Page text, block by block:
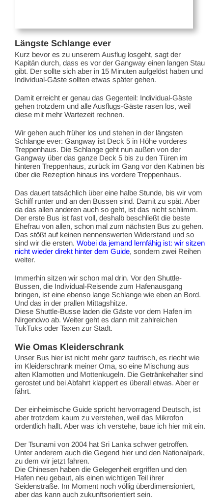
Längste Schlange ever
Kurz bevor es zu unserem Ausflug losgeht, sagt der
Kapitän durch, dass es vor der Gangway einen langen Stau
gibt. Der sollte sich aber in 15 Minuten aufgelöst haben und
Individual-Gäste sollten etwas später gehen.
Damit erreicht er genau das Gegenteil: Individual-Gäste
gehen trotzdem und alle Ausflugs-Gäste rasen los, weil
diese mit mehr Wartezeit rechnen.
Wir gehen auch früher los und stehen in der längsten
Schlange ever: Gangway ist Deck 5 in Höhe vorderes
Treppenhaus. Die Schlange geht nun außen von der
Gangway über das ganze Deck 5 bis zu den Türen im
hinteren Treppenhaus, zurück im Gang vor den Kabinen bis
über die Rezeption hinaus ins vordere Treppenhaus.
Das dauert tatsächlich über eine halbe Stunde, bis wir vom
Schiff runter und an den Bussen sind. Damit zu spät. Aber
da das allen anderen auch so geht, ist das nicht schlimm.
Der erste Bus ist fast voll, deshalb beschließt die beste
Ehefrau von allen, schon mal zum nächsten Bus zu gehen.
Das stößt auf keinen nennenswerten Widerstand und so
sind wir die ersten. Wobei da jemand lernfähig ist: wir sitzen
nicht wieder direkt hinter dem Guide, sondern zwei Reihen
weiter.
Immerhin sitzen wir schon mal drin. Vor den Shuttle-
Bussen, die Individual-Reisende zum Hafenausgang
bringen, ist eine ebenso lange Schlange wie eben an Bord.
Und das in der prallen Mittagshitze.
Diese Shuttle-Busse laden die Gäste vor dem Hafen im
Nirgendwo ab. Weiter geht es dann mit zahlreichen
TukTuks oder Taxen zur Stadt.
Wie Omas Kleiderschrank
Unser Bus hier ist nicht mehr ganz taufrisch, es riecht wie
im Kleiderschrank meiner Oma, so eine Mischung aus
alten Klamotten und Mottenkugeln. Die Getränkehalter sind
gerostet und bei Abfahrt klappert es überall etwas. Aber er
fährt.
Der einheimische Guide spricht hervorragend Deutsch, ist
aber trotzdem kaum zu verstehen, weil das Mikrofon
ordentlich hallt. Aber was ich verstehe, baue ich hier mit ein.
Der Tsunami von 2004 hat Sri Lanka schwer getroffen.
Unter anderem auch die Gegend hier und den Nationalpark,
zu dem wir jetzt fahren.
Die Chinesen haben die Gelegenheit ergriffen und den
Hafen neu gebaut, als einen wichtigen Teil ihrer
Seidenstraße. Im Moment noch völlig überdimensioniert,
aber das kann auch zukunftsorientiert sein.